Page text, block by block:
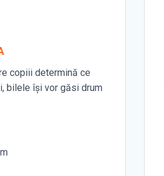
copiii determină ce
bilele își vor găsi drum